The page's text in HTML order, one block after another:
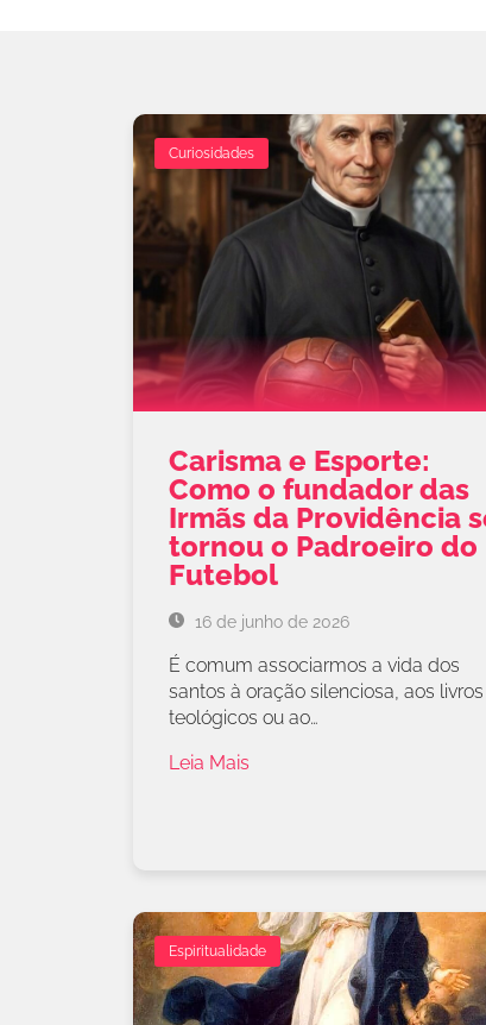
Curiosidades
Carisma e Esporte:
Como o fundador das
Irmãs da Providência
tornou o Padroeiro do
Futebol
16 de junho de 2026
É comum associarmos a vida dos
santos à oração silenciosa, aos livros
teológicos ou ao…
Leia Mais
Espiritualidade